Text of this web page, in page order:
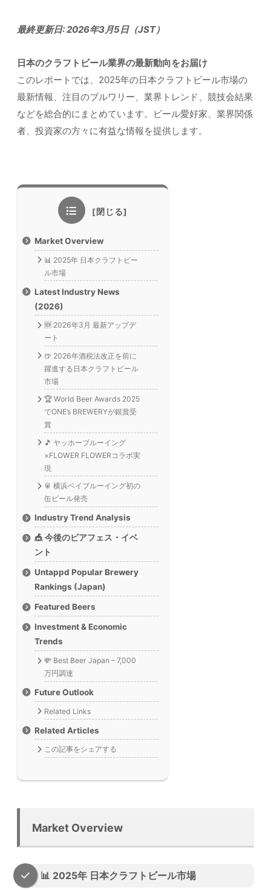
最終更新日: 2026年3月5日（JST）
日本のクラフトビール業界の最新動向をお届け
このレポートでは、2025年の日本クラフトビール市場の
最新情報、注目のブルワリー、業界トレンド、競技会結果
などを総合的にまとめています。ビール愛好家、業界関係
者、投資家の方々に有益な情報を提供します。
Market Overview
📊 2025年 日本クラフトビー
ル市場
Latest Industry News
(2026)
🆕 2026年3月 最新アップデ
ート
🍺 2026年酒税法改正を前に
躍進する日本クラフトビール
市場
🏆 World Beer Awards 2025
でONE’s BREWERYが銀賞受
賞
🎵 ヤッホーブルーイング
×FLOWER FLOWERコラボ実
現
🥫 横浜ベイブルーイング初の
缶ビール発売
Industry Trend Analysis
🎪 今後のビアフェス・イベ
ント
Untappd Popular Brewery
Rankings (Japan)
Featured Beers
Investment & Economic
Trends
💸 Best Beer Japan – 7,000
万円調達
Future Outlook
Related Links
Related Articles
この記事をシェアする
Market Overview
📊 2025年 日本クラフトビール市場